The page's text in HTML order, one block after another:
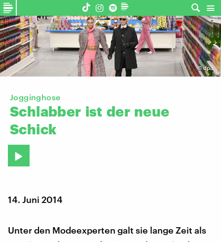
©dpa
Jogginghose
Schlabber ist der neue
Schick
14. Juni 2014
Unter den Modeexperten galt sie lange Zeit als